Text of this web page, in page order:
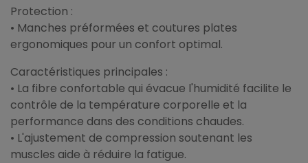
Protection :
• Manches préformées et coutures plates
ergonomiques pour un confort optimal.
Caractéristiques principales :
• La fibre confortable qui évacue l'humidité facilite le
contrôle de la température corporelle et la
performance dans des conditions chaudes.
• L'ajustement de compression soutenant les
muscles aide à réduire la fatigue.